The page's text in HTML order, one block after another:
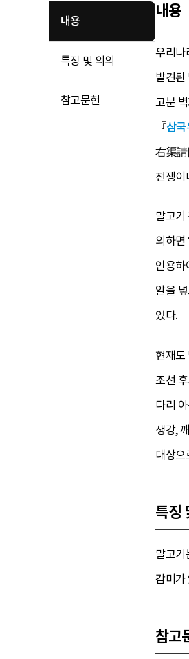
내용
특징 및 의의
참고문헌
내용
우리나
발견된
고분
『삼국
右渠請
전쟁이
말고기
의하
인용하
알을
있다.
현재도
조선
다리
생강,
대상으
특징
말고기
감미가
참고